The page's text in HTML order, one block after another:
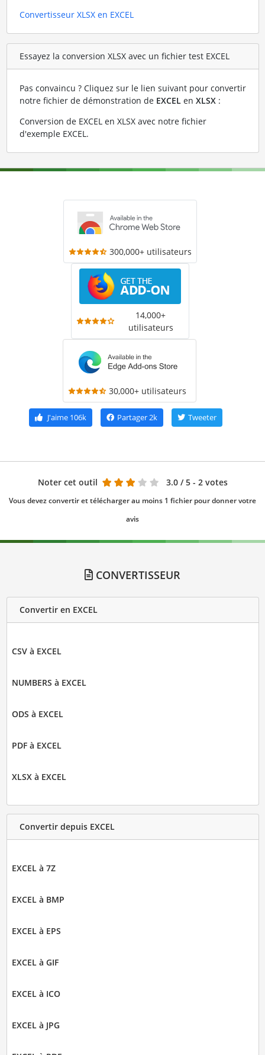
Convertisseur XLSX en EXCEL
Essayez la conversion XLSX avec un fichier test EXCEL
Pas convaincu ? Cliquez sur le lien suivant pour convertir
notre fichier de démonstration de EXCEL en XLSX:
Conversion de EXCEL en XLSX avec notre fichier
d'exemple EXCEL .
300,000+ utilisateurs
14,000+
utilisateurs
30,000+ utilisateurs
J'aime106k Partager 2k Tweeter
Noter cet outil 3.0 / 5 - 2 votes
Vous devez convertir et télécharger au moins 1 fichier pour donner votre
avis
CONVERTISSEUR
Convertir en EXCEL
CSV à EXCEL
NUMBERS à EXCEL
ODS à EXCEL
PDF à EXCEL
XLSX à EXCEL
Convertir depuis EXCEL
EXCEL à 7Z
EXCEL à BMP
EXCEL à EPS
EXCEL à GIF
EXCEL à ICO
EXCEL à JPG